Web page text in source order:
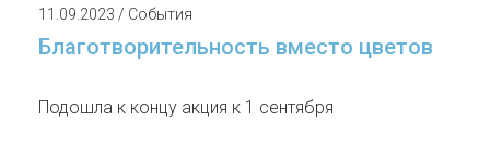
11.09.2023 / События
Благотворительность вместо цветов
Подошла к концу акция к 1 сентября